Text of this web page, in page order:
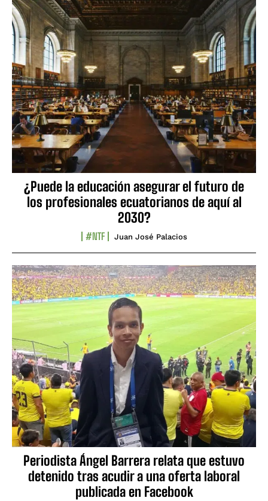
¿Puede la educación asegurar el futuro de
los profesionales ecuatorianos de aquí al
2030?
#NTF Juan José Palacios
Periodista Ángel Barrera relata que estuvo
detenido tras acudir a una oferta laboral
publicada en Facebook